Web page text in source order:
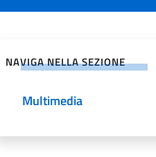
NAVIGA NELLA SEZIONE
Multimedia